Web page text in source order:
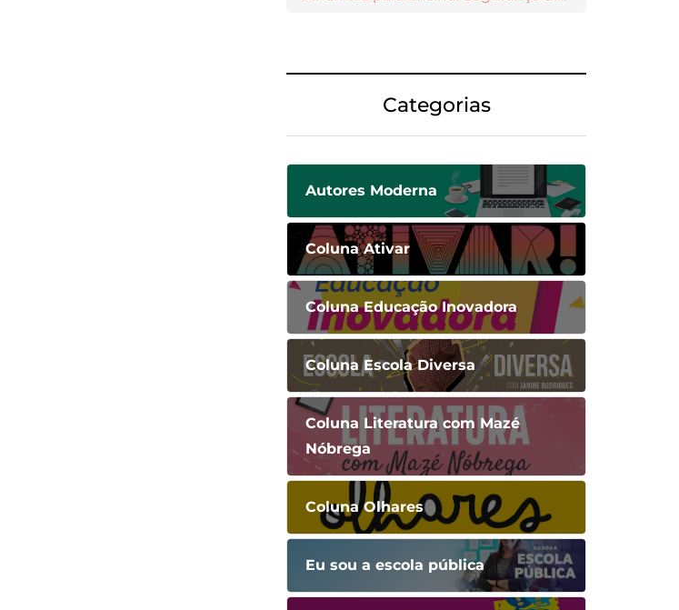
Categorias
Autores Moderna
Coluna Ativar
Coluna Educação Inovadora
Coluna Escola Diversa
Coluna Literatura com Mazé
Nóbrega
Coluna Olhares
Eu sou a escola pública